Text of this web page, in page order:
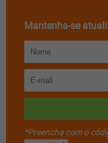
Mantenha-se
*Preencha com o